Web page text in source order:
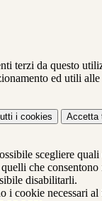
terzi da questo
ed utili
i cookies Accetta
scegliere
che
disabilitarli.
i cookie necessari